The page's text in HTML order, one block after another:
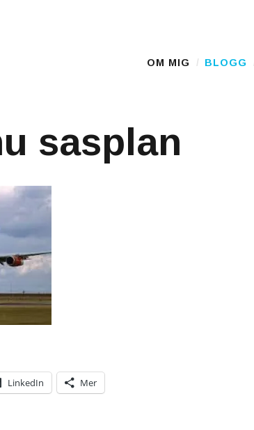
Main Menu
OM MIG BLOGG
sasplan
LinkedIn Mer